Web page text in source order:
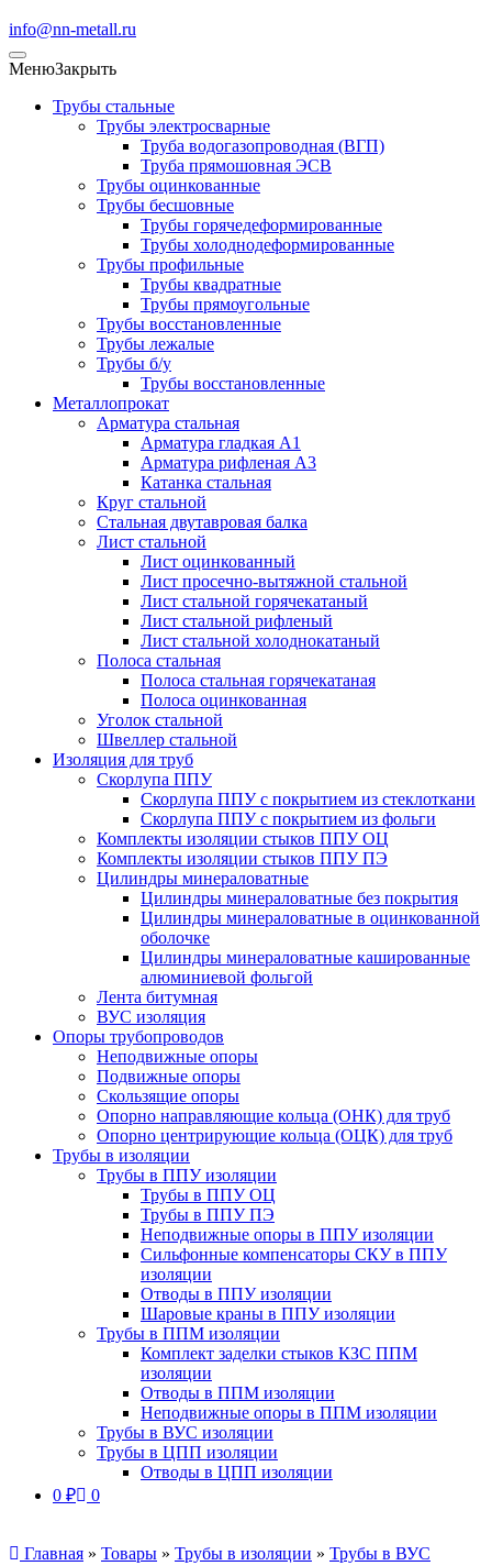
info@nn-metall.ru
МенюЗакрыть
Трубы стальные
Трубы электросварные
Труба водогазопроводная (ВГП)
Труба прямошовная ЭСВ
Трубы оцинкованные
Трубы бесшовные
Трубы горячедеформированные
Трубы холоднодеформированные
Трубы профильные
Трубы квадратные
Трубы прямоугольные
Трубы восстановленные
Трубы лежалые
Трубы б/у
Трубы восстановленные
Металлопрокат
Арматура стальная
Арматура гладкая А1
Арматура рифленая А3
Катанка стальная
Круг стальной
Стальная двутавровая балка
Лист стальной
Лист оцинкованный
Лист просечно-вытяжной стальной
Лист стальной горячекатаный
Лист стальной рифленый
Лист стальной холоднокатаный
Полоса стальная
Полоса стальная горячекатаная
Полоса оцинкованная
Уголок стальной
Швеллер стальной
Изоляция для труб
Скорлупа ППУ
Скорлупа ППУ с покрытием из стеклоткани
Скорлупа ППУ с покрытием из фольги
Комплекты изоляции стыков ППУ ОЦ
Комплекты изоляции стыков ППУ ПЭ
Цилиндры минераловатные
Цилиндры минераловатные без покрытия
Цилиндры минераловатные в оцинкованной
оболочке
Цилиндры минераловатные кашированные
алюминиевой фольгой
Лента битумная
ВУС изоляция
Опоры трубопроводов
Неподвижные опоры
Подвижные опоры
Скользящие опоры
Опорно направляющие кольца (ОНК) для труб
Опорно центрирующие кольца (ОЦК) для труб
Трубы в изоляции
Трубы в ППУ изоляции
Трубы в ППУ ОЦ
Трубы в ППУ ПЭ
Неподвижные опоры в ППУ изоляции
Сильфонные компенсаторы СКУ в ППУ
изоляции
Отводы в ППУ изоляции
Шаровые краны в ППУ изоляции
Трубы в ППМ изоляции
Комплект заделки стыков КЗС ППМ
изоляции
Отводы в ППМ изоляции
Неподвижные опоры в ППМ изоляции
Трубы в ВУС изоляции
Трубы в ЦПП изоляции
Отводы в ЦПП изоляции
0 ₽ 0
Главная » Товары » Трубы в изоляции » Трубы в ВУС